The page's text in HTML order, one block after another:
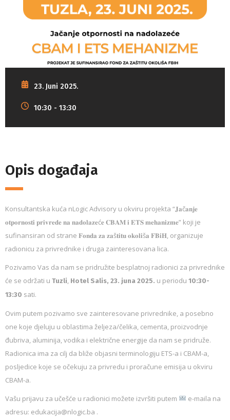
23. Juni 2025.
10:30 - 13:30
Opis događaja
Konsultantska kuća nLogic Advisory u okviru projekta “𝐉𝐚č𝐚𝐧𝐣𝐞
𝐨𝐭𝐩𝐨𝐫𝐧𝐨𝐬𝐭𝐢 𝐩𝐫𝐢𝐯𝐫𝐞𝐝𝐞 𝐧𝐚 𝐧𝐚𝐝𝐨𝐥𝐚𝐳𝐞ć𝐞 𝐂𝐁𝐀𝐌 𝐢 𝐄𝐓𝐒 𝐦𝐞𝐡𝐚𝐧𝐢𝐳𝐦𝐞” koji je
sufinansiran od strane 𝐅𝐨𝐧𝐝𝐚 𝐳𝐚 𝐳𝐚š𝐭𝐢𝐭𝐮 𝐨𝐤𝐨𝐥𝐢š𝐚 𝐅𝐁𝐢𝐇, organizuje
radionicu za privrednike i druga zainteresovana lica.
Pozivamo Vas da nam se pridružite besplatnoj radionici za privrednike
će se održati u Tuzli, Hotel Salis, 23. juna 2025. u periodu 10:30-
13:30 sati.
Ovim putem pozivamo sve zainteresovane privrednike, a posebno
one koje djeluju u oblastima željeza/čelika, cementa, proizvodnje
đubriva, aluminija, vodika i električne energije da nam se pridruže.
Radionica ima za cilj da bliže objasni terminologiju ETS-a i CBAM-a,
posljedice koje se očekuju za privredu i proračune emisija u okviru
CBAM-a.
Vašu prijavu za učešće u radionici možete izvršiti putem
e-maila na
adresu: edukacija@nlogic.ba .